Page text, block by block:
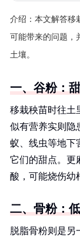
介绍： 本文解答移
可能带来的问题，
土壤。
一、谷粉：
移栽秧苗时往
似有营养实则隐
蚁、线虫等地下
它们的甜点。更
酸，可能烧伤幼
二、骨粉：
脱脂骨粉则是另